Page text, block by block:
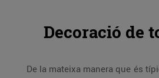
Decoració de
De la mateixa manera que és